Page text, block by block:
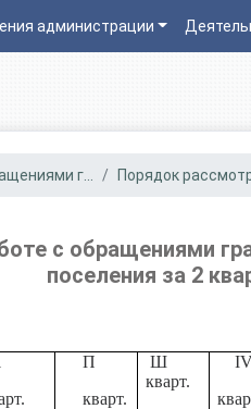
администрации
г... Порядок
с обращениями
поселения за 2
П
кварт.
Ш
кварт.